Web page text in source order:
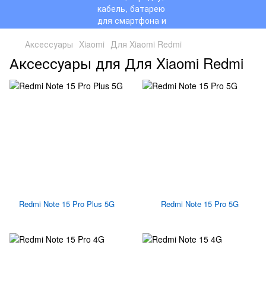
Аксессуары Xiaomi Для Xiaomi Redmi
Аксессуары для Для Xiaomi Redmi
Redmi Note 15 Pro Plus 5G Redmi Note 15 Pro 5G